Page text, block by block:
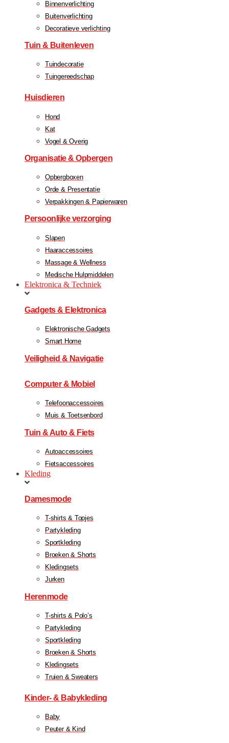
Binnenverlichting
Buitenverlichting
Decoratieve verlichting
Tuin & Buitenleven
Tuindecoratie
Tuingereedschap
Huisdieren
Hond
Kat
Vogel & Overig
Organisatie & Opbergen
Opbergboxen
Orde & Presentatie
Verpakkingen & Papierwaren
Persoonlijke verzorging
Slapen
Haaraccessoires
Massage & Wellness
Medische Hulpmiddelen
Elektronica & Techniek
Gadgets & Elektronica
Elektronische Gadgets
Smart Home
Veiligheid & Navigatie
Computer & Mobiel
Telefoonaccessoires
Muis & Toetsenbord
Tuin & Auto & Fiets
Autoaccessoires
Fietsaccessoires
Kleding
Damesmode
T-shirts & Topjes
Partykleding
Sportkleding
Broeken & Shorts
Kledingsets
Jurken
Herenmode
T-shirts & Polo’s
Partykleding
Sportkleding
Broeken & Shorts
Kledingsets
Truien & Sweaters
Kinder- & Babykleding
Baby
Peuter & Kind